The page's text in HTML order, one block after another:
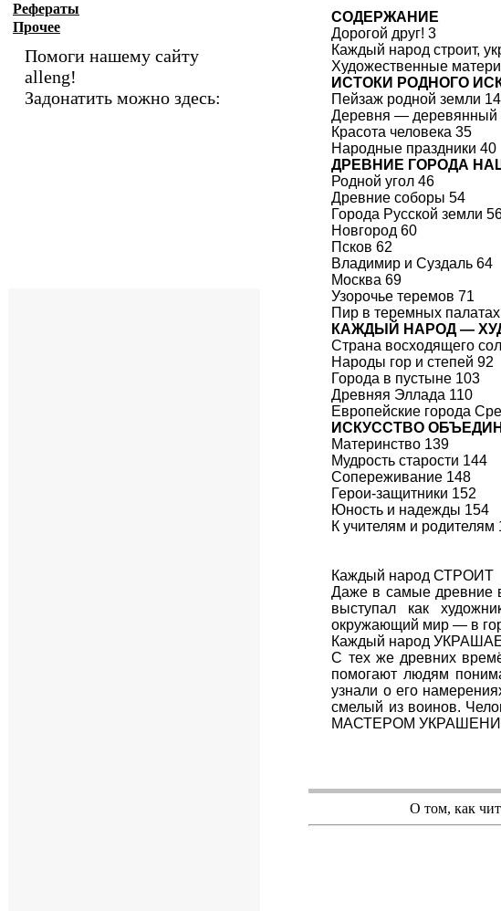
СОДЕРЖАНИЕ
Дорогой друг! 3
Каждый народ строит,
Художественные
ИСТОКИ РОДНОГО
Пейзаж родной земли 14
Деревня — деревянный
Красота человека 35
Народные праздники 40
ДРЕВНИЕ ГОРОДА
Родной угол 46
Древние соборы 54
Города Русской земли
Новгород 60
Псков 62
Владимир и Суздаль 64
Москва 69
Узорочье теремов 71
Пир в теремных
КАЖДЫЙ НАРОД —
Страна восходящего
Народы гор и степей 92
Города в пустыне 103
Древняя Эллада 110
Европейские города
ИСКУССТВО
Материнство 139
Мудрость старости 144
Сопереживание 148
Герои-защитники 152
Юность и надежды 154
К учителям и родителям
Каждый народ СТРОИТ
Даже в самые древние
выступал как
окружающий мир — в
Каждый народ
С тех же древних
помогают людям
узнали о его
смелый из воинов.
МАСТЕРОМ УКРАШЕНИЯ.
О том, как
Рефераты
Прочее
Помоги нашему сайту
alleng!
Задонатить можно здесь: